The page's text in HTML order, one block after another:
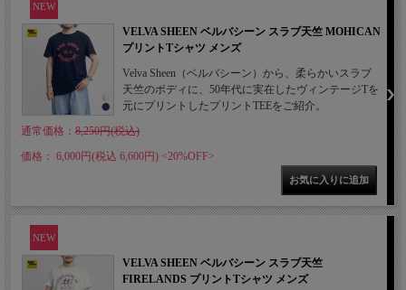
NEW
VELVA SHEEN ベルバシーン スラブ天竺 MOHICAN
プリントTシャツ メンズ
Velva Sheen（ベルバシーン）から、柔らかいスラブ
天竺のボディに、50年代に実在したヴィンテージTを
元にプリントしたプリントTEEをご紹介。
通常価格： 8,250円(税込)
価格： 6,000円(税込 6,600円) <20%OFF>
NEW
VELVA SHEEN ベルバシーン スラブ天竺
FIRELANDS プリントTシャツ メンズ